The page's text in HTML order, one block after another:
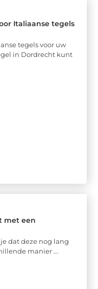
Italiaanse tegels
tegels voor uw
in Dordrecht kunt
met een
dat deze nog lang
manier ...